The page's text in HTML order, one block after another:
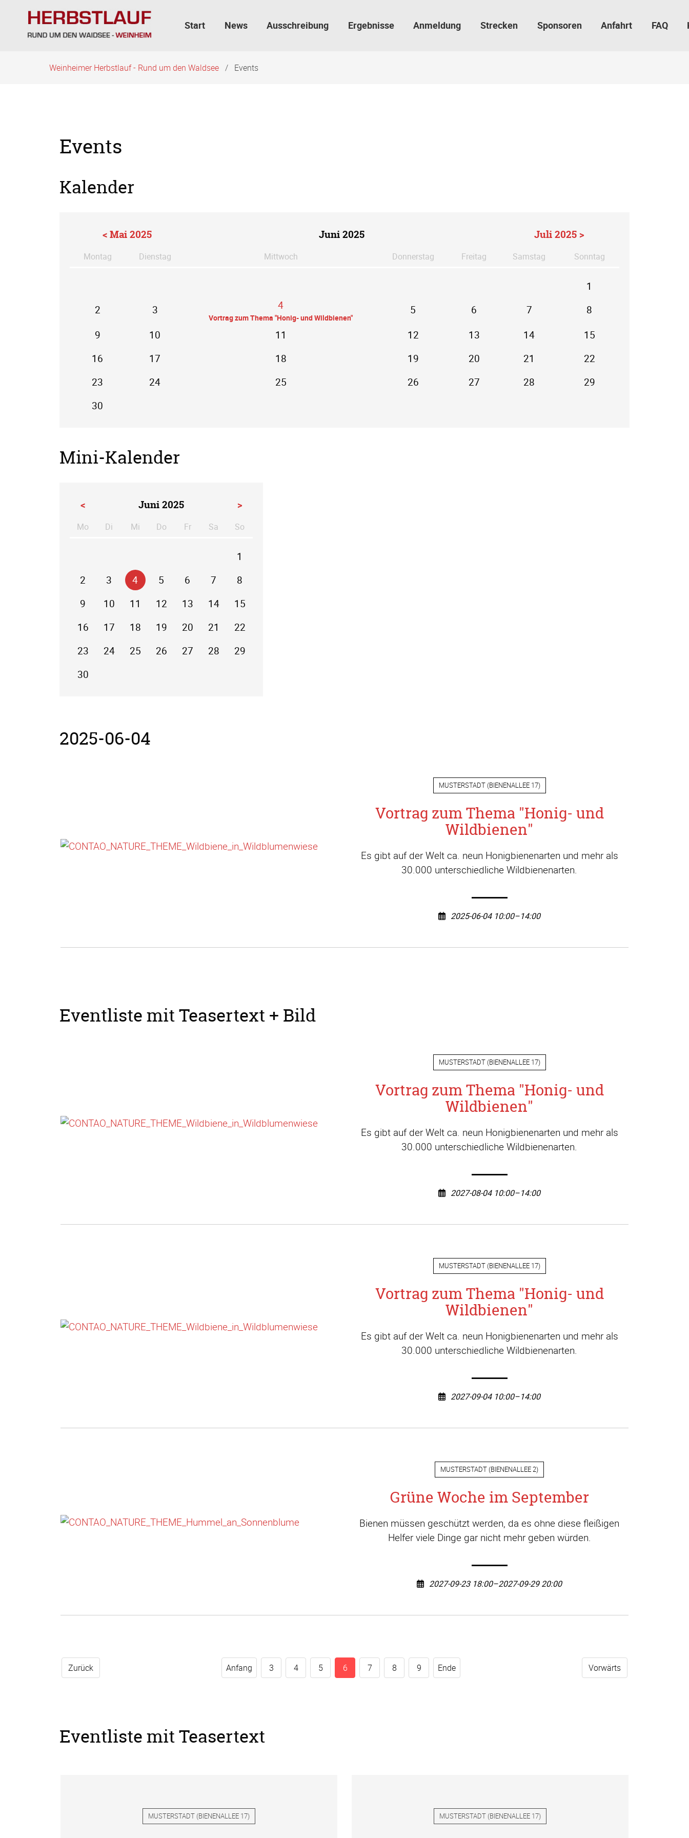
überspringen
Start News Ausschreibung Ergebnisse Anmeldung Strecken Sponsoren Anfahrt FAQ
Weinheimer Herbstlauf - Rund um den Waldsee Events
Events
Kalender
< Mai 2025 Juni 2025 Juli 2025 >
Montag Dienstag Mittwoch Donnerstag Freitag Samstag Sonntag
1
2
3 4
Vortrag zum Thema "Honig- und Wildbienen"
5 6 7
8
9
10 11 12 13 14
15
16
17 18 19 20 21
22
23
24 25 26 27 28
29
30
Mini-Kalender
< Juni 2025 >
Mo ntagDi enstag
Mi ttwoch
Do nnerstag
Fr eitagSa mstag
So
1
2
3 4 5 6 7
8
9
10 11 12 13 14
15
16
17 18 19 20 21
22
23
24 25 26 27 28
29
30
2025-06-04
MUSTERSTADT(BIENENALLEE 17)
Vortrag zum Thema "Honig- und
Wildbienen"
Es gibt auf der Welt ca. neun Honigbienenarten und mehr als
30.000 unterschiedliche Wildbienenarten.
2025-06-04 10:00–14:00
Eventliste mit Teasertext + Bild
MUSTERSTADT(BIENENALLEE 17)
Vortrag zum Thema "Honig- und
Wildbienen"
Es gibt auf der Welt ca. neun Honigbienenarten und mehr als
30.000 unterschiedliche Wildbienenarten.
2027-08-04 10:00–14:00
MUSTERSTADT(BIENENALLEE 17)
Vortrag zum Thema "Honig- und
Wildbienen"
Es gibt auf der Welt ca. neun Honigbienenarten und mehr als
30.000 unterschiedliche Wildbienenarten.
2027-09-04 10:00–14:00
MUSTERSTADT (BIENENALLEE 2)
Grüne Woche im September
Bienen müssen geschützt werden, da es ohne diese fleißigen
Helfer viele Dinge gar nicht mehr geben würden.
2027-09-23 18:00–2027-09-29 20:00
Zurück Vorwärts
Anfang 3 4 5 6 7 8 9 Ende
Eventliste mit Teasertext
MUSTERSTADT (BIENENALLEE 17) MUSTERSTADT (BIENENALLEE 17)